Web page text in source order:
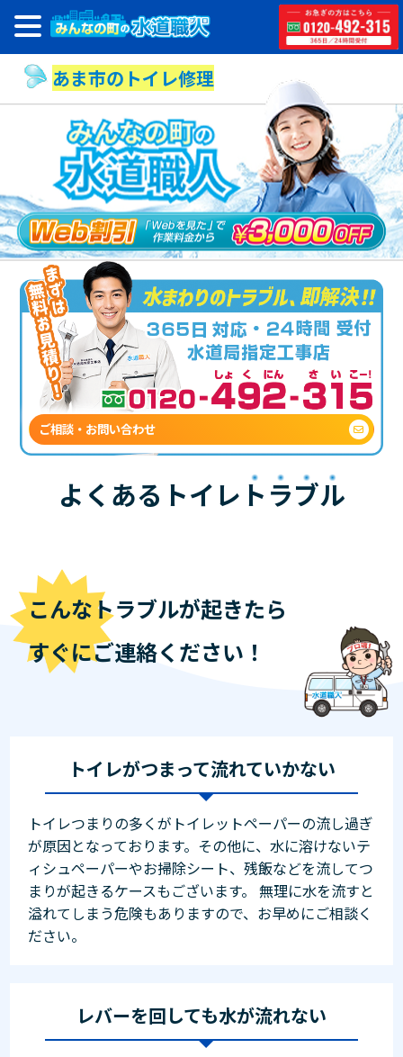
あま市のトイレ修理
ご相談・お問い合わせ
よくあるトイレ トラブル
こんなトラブルが起きたら
すぐにご連絡ください！
トイレがつまって流れていかない
トイレつまりの多くがトイレットペーパーの流し過ぎ
が原因となっております。その他に、水に溶けないテ
ィシュペーパーやお掃除シート、残飯などを流してつ
まりが起きるケースもございます。 無理に水を流すと
溢れてしまう危険もありますので、お早めにご相談く
ださい。
レバーを回しても水が流れない